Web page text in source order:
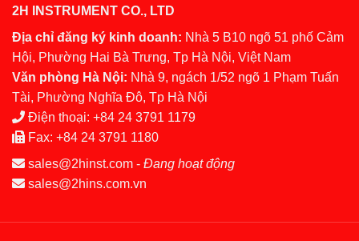
2H INSTRUMENT CO., LTD
Địa chỉ đăng ký kinh doanh: Nhà 5 B10 ngõ 51 phố Cảm
Hội, Phường Hai Bà Trưng, Tp Hà Nội, Việt Nam
Văn phòng Hà Nội: Nhà 9, ngách 1/52 ngõ 1 Phạm Tuấn
Tài, Phường Nghĩa Đô, Tp Hà Nội
Điện thoại: +84 24 3791 1179
Fax: +84 24 3791 1180
sales@2hinst.com - Đang hoạt động
sales@2hins.com.vn